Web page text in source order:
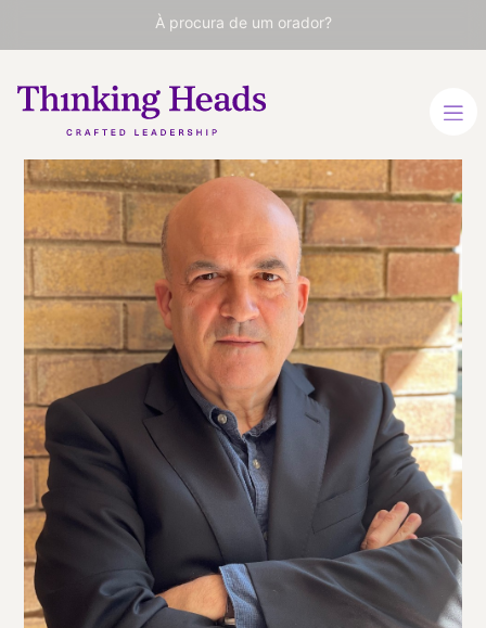
À procura de um orador?
Jordi Nadal
Editor e fundador da
Plataforma Editorial
ALEMÃO
ESPANHOL
INGLÊS
VER PERFIL
Viaja
desde
ESPAÑA
BARCELONA